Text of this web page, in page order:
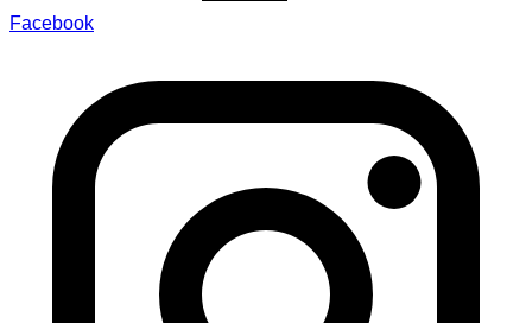
Facebook